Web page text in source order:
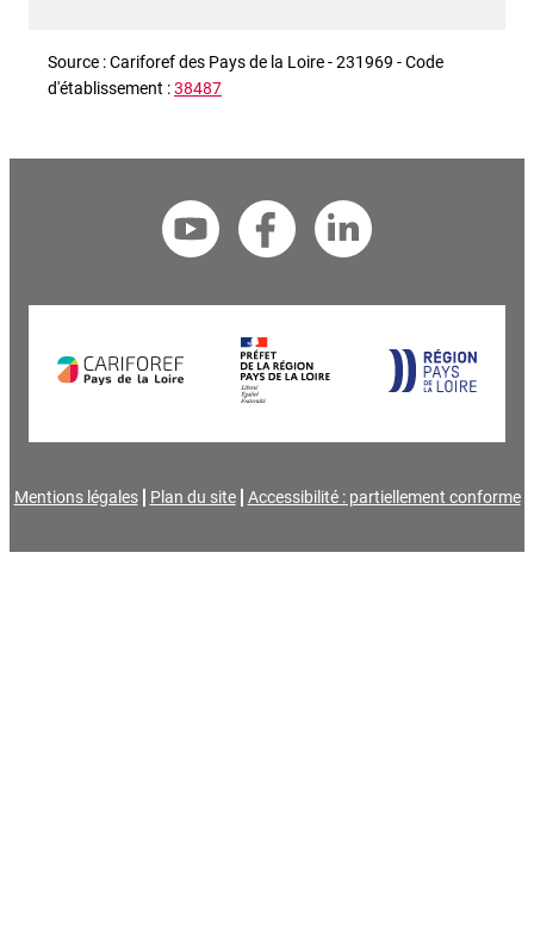
Source : Cariforef des Pays de la Loire - 231969 - Code
d'établissement :38487
Mentions légales Plan du site Accessibilité : partiellement conforme